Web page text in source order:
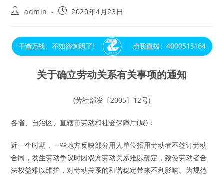
Postadmin
Post2020年4月23日
关于确立劳动关系有关事项的通知
(劳社部发〔2005〕12号)
各省、自治区、直辖市劳动和社会保障厅(局)：
近一个时期，一些地方反映部分用人单位招用劳动者不签订劳动
合同，发生劳动争议时因双方劳动关系难以确定，致使劳动者合
法权益难以维护，对劳动关系的和谐稳定带来不利影响。为规范